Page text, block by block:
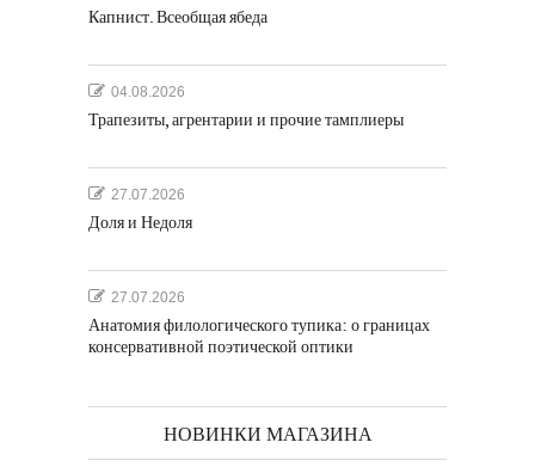
Капнист. Всеобщая ябеда
04.08.2026
Трапезиты, агрентарии и прочие тамплиеры
27.07.2026
Доля и Недоля
27.07.2026
Анатомия филологического тупика: о границах
консервативной поэтической оптики
НОВИНКИ МАГАЗИНА